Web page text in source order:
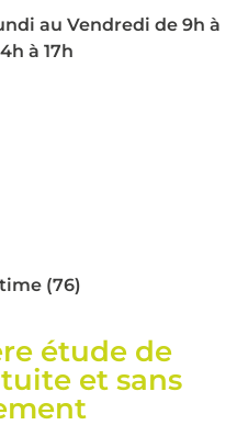
au Vendredi de 9h à
à 17h
(76)
étude de
et sans